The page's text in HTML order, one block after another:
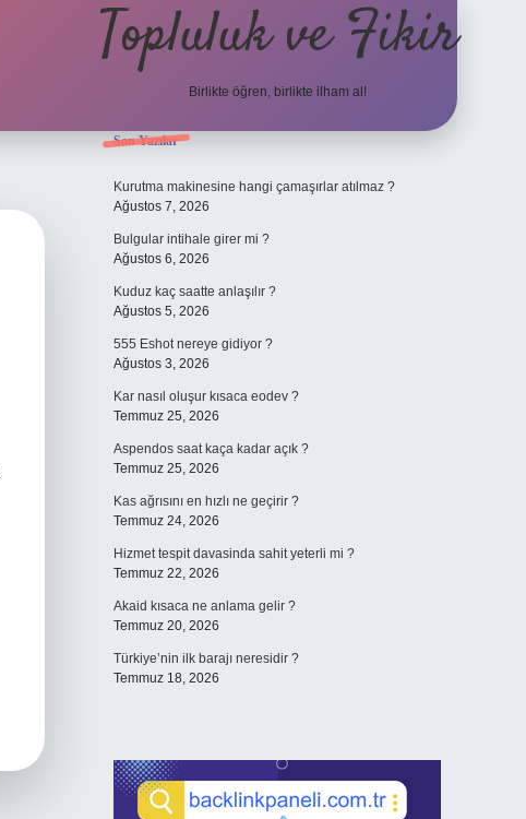
Topluluk ve Fikir
Birlikte öğren, birlikte ilham al!
Sidebar
Son Yazılar
Kurutma makinesine hangi çamaşırlar atılmaz ?
Ağustos 7, 2026
Bulgular intihale girer mi ?
Ağustos 6, 2026
Kuduz kaç saatte anlaşılır ?
Ağustos 5, 2026
555 Eshot nereye gidiyor ?
Ağustos 3, 2026
Kar nasıl oluşur kısaca eodev ?
Temmuz 25, 2026
Aspendos saat kaça kadar açık ?
Temmuz 25, 2026
Kas ağrısını en hızlı ne geçirir ?
Temmuz 24, 2026
Hizmet tespit davasinda sahit yeterli mi ?
Temmuz 22, 2026
Akaid kısaca ne anlama gelir ?
Temmuz 20, 2026
Türkiye’nin ilk barajı neresidir ?
Temmuz 18, 2026